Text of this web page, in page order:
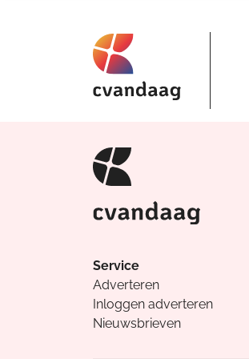
Service
Adverteren
Inloggen adverteren
Nieuwsbrieven